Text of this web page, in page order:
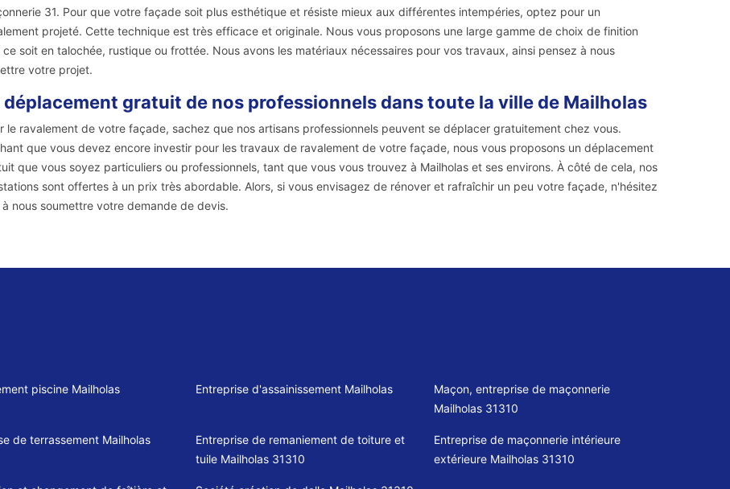
31. Pour que votre façade soit plus esthétique et résiste mieux aux différentes intempéries, optez pour un
projeté. Cette technique est très efficace et originale. Nous vous proposons une large gamme de choix de finition
ce soit en talochée, rustique ou frottée. Nous avons les matériaux nécessaires pour vos travaux, ainsi pensez à nous
votre projet.
déplacement gratuit de nos professionnels dans toute la ville de Mailholas
le ravalement de votre façade, sachez que nos artisans professionnels peuvent se déplacer gratuitement chez vous.
que vous devez encore investir pour les travaux de ravalement de votre façade, nous vous proposons un déplacement
que vous soyez particuliers ou professionnels, tant que vous vous trouvez à Mailholas et ses environs. À côté de cela, nos
sont offertes à un prix très abordable. Alors, si vous envisagez de rénover et rafraîchir un peu votre façade, n'hésitez
à nous soumettre votre demande de devis.
piscine Mailholas Entreprise d'assainissement Mailholas
Maçon, entreprise de maçonnerie
Mailholas 31310
de terrassement Mailholas
Entreprise de remaniement de toiture et
tuile Mailholas 31310
Entreprise de maçonnerie intérieure
extérieure Mailholas 31310